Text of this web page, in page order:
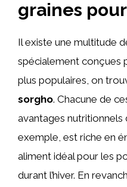
graines
Il existe une multitude
spécialement conçues
plus populaires, on
sorgho. Chacune de
avantages nutritionnels
exemple, est riche en
aliment idéal pour les
durant l’hiver. En